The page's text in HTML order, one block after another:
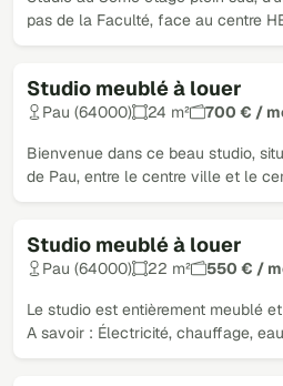
pas de la Faculté, face au centre
Studio meublé à louer
Pau (64000) 24 m² 700 € /
Bienvenue dans ce beau studio,
de Pau, entre le centre ville et le
Studio meublé à louer
Pau (64000) 22 m² 550 € /
Le studio est entièrement meublé
A savoir : Électricité, chauffage,